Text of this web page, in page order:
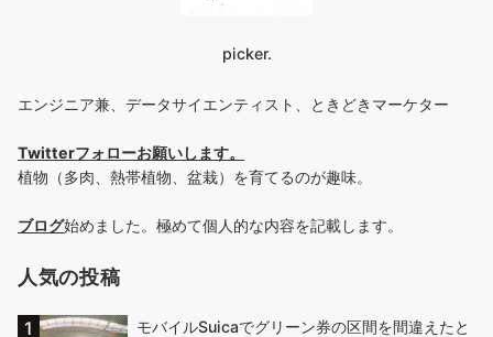
picker.
エンジニア兼、データサイエンティスト、ときどきマーケター
Twitterフォローお願いします。
植物（多肉、熱帯植物、盆栽）を育てるのが趣味。
ブログ始めました。極めて個人的な内容を記載します。
人気の投稿
モバイルSuicaでグリーン券の区間を間違えたと